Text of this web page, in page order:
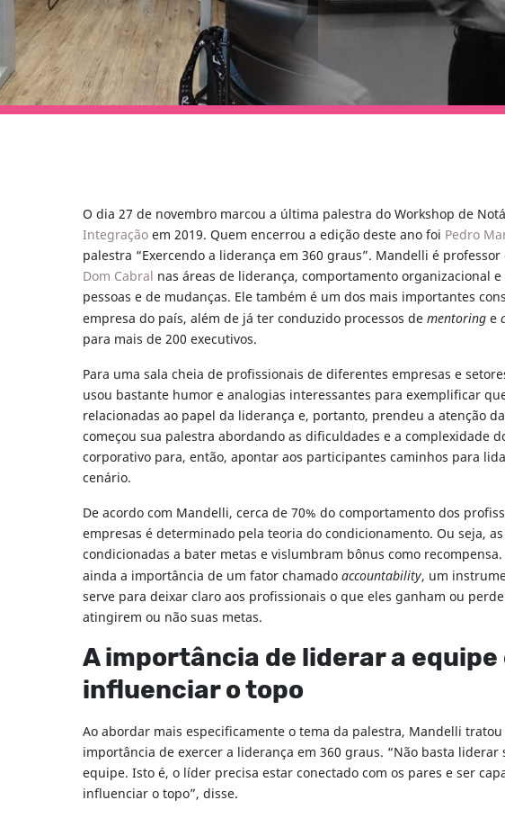
EM NOVA GUIA
EM NOVA GUIA
O dia 27 de novembro marcou a última palestra do Workshop de
Integraçãoem 2019. Quem encerrou a edição deste ano foi Pedro
palestra “Exercendo a liderança em 360 graus”. Mandelli é professor
Dom Cabral nas áreas de liderança, comportamento organizacional
pessoas e de mudanças. Ele também é um dos mais importantes
empresa do país, além de já ter conduzido processos de mentoring e
para mais de 200 executivos.
Para uma sala cheia de profissionais de diferentes empresas e
usou bastante humor e analogias interessantes para exemplificar
relacionadas ao papel da liderança e, portanto, prendeu a atenção
começou sua palestra abordando as dificuldades e a complexidade
corporativo para, então, apontar aos participantes caminhos para
cenário.
De acordo com Mandelli, cerca de 70% do comportamento dos
empresas é determinado pela teoria do condicionamento. Ou seja, as
condicionadas a bater metas e vislumbram bônus como
ainda a importância de um fator chamado accountability, um
serve para deixar claro aos profissionais o que eles ganham ou
atingirem ou não suas metas.
A importância de liderar a equipe
influenciar o topo
Ao abordar mais especificamente o tema da palestra, Mandelli tratou
importância de exercer a liderança em 360 graus. “Não basta liderar
equipe. Isto é, o líder precisa estar conectado com os pares e ser
influenciar o topo”, disse.